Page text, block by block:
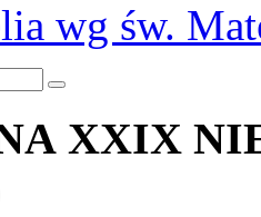
wg św.
XXIX